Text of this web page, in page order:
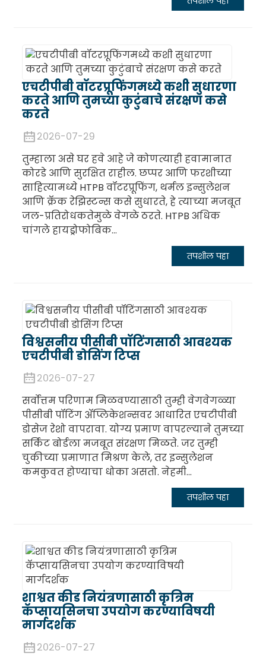
एचटीपीबी वॉटरप्रूफिंगमध्ये कशी सुधारणा
करते आणि तुमच्या कुटुंबाचे संरक्षण कसे
करते
२०२६-०७-२९
तुम्हाला असे घर हवे आहे जे कोणत्याही हवामानात
कोरडे आणि सुरक्षित राहील. छप्पर आणि फरशीच्या
साहित्यामध्ये HTPB वॉटरप्रूफिंग, थर्मल इन्सुलेशन
आणि क्रॅक रेझिस्टन्स कसे सुधारते, हे त्याच्या मजबूत
जल-प्रतिरोधकतेमुळे वेगळे ठरते. HTPB अधिक
चांगले हायड्रोफोबिक...
तपशील पहा
विश्वसनीय पीसीबी पॉटिंगसाठी आवश्यक
एचटीपीबी डोसिंग टिप्स
२०२६-०७-२७
सर्वोत्तम परिणाम मिळवण्यासाठी तुम्ही वेगवेगळ्या
पीसीबी पॉटिंग ॲप्लिकेशन्सवर आधारित एचटीपीबी
डोसेज रेशो वापरावा. योग्य प्रमाण वापरल्याने तुमच्या
सर्किट बोर्डला मजबूत संरक्षण मिळते. जर तुम्ही
चुकीच्या प्रमाणात मिश्रण केले, तर इन्सुलेशन
कमकुवत होण्याचा धोका असतो. नेहमी...
तपशील पहा
शाश्वत कीड नियंत्रणासाठी कृत्रिम
कॅप्सायसिनचा उपयोग करण्याविषयी
मार्गदर्शक
२०२६-०७-२७